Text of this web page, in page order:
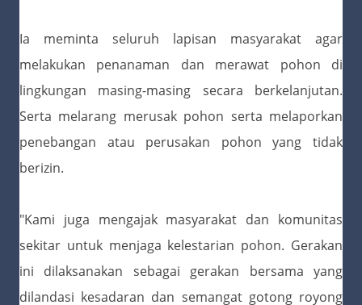
Ia meminta seluruh lapisan masyarakat agar
melakukan penanaman dan merawat pohon di
lingkungan masing-masing secara berkelanjutan.
Serta melarang merusak pohon serta melaporkan
penebangan atau perusakan pohon yang tidak
berizin.
"Kami juga mengajak masyarakat dan komunitas
sekitar untuk menjaga kelestarian pohon. Gerakan
ini dilaksanakan sebagai gerakan bersama yang
dilandasi kesadaran dan semangat gotong royong